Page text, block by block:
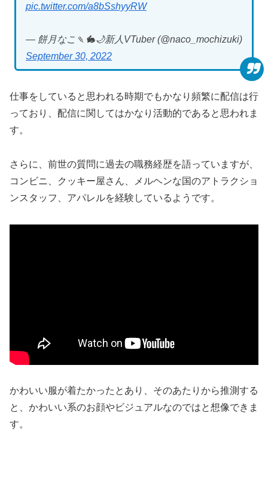
pic.twitter.com/a8bSshyyRW
— 餅月なこ🍡🐇🌙新人VTuber (@naco_mochizuki)
September 30, 2022
仕事をしていると思われる時期でもかなり頻繁に配信は行
っており、配信に関してはかなり活動的であると思われま
す。
さらに、前世の質問に過去の職務経歴を語っていますが、
コンビニ、クッキー屋さん、メルヘンな国のアトラクショ
ンスタッフ、アパレルを経験しているようです。
かわいい服が着たかったとあり、そのあたりから推測する
と、かわいい系のお顔やビジュアルなのではと想像できま
す。